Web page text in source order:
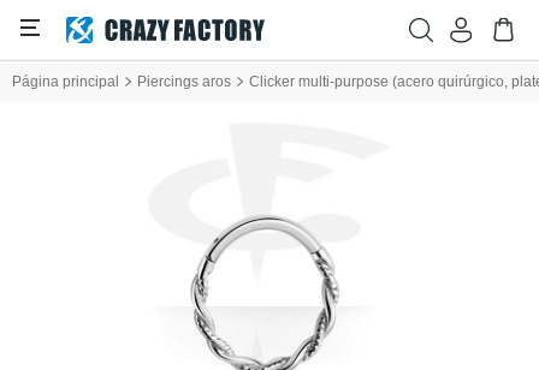
Página principal Piercings aros Clicker multi-purpose (acero quirúrgico,